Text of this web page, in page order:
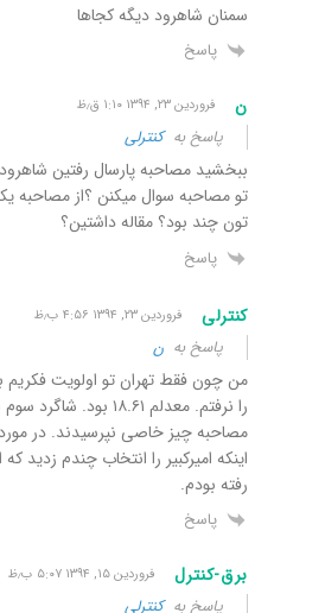
سمنان شاهرود دیگه کجاها
پاسخ
ن فروردین ۲۳, ۱۳۹۴ ۱:۱۰ ق٫ظ
پاسخ بهکنترلی
ببخشید مصاحبه پارسال رفتین
تو مصاحبه سوال میکنن ؟از مصاحبه
تون چند بود؟ مقاله داشتین؟
پاسخ
کنترلی فروردین ۲۳, ۱۳۹۴ ۴:۵۶ ب٫ظ
پاسخ به ن
من چون فقط تهران تو اولویت فکریم
را نرفتم. معدلم ۱۸.۶۱
مصاحبه چیز خاصی نپرسیدند. در مورد
اینکه امیرکبیر را انتخاب چندم زدید
رفته بودم.
پاسخ
برق-کنترل فروردین ۱۵, ۱۳۹۴ ۵:۰۷ ب٫ظ
پاسخ بهکنترلی